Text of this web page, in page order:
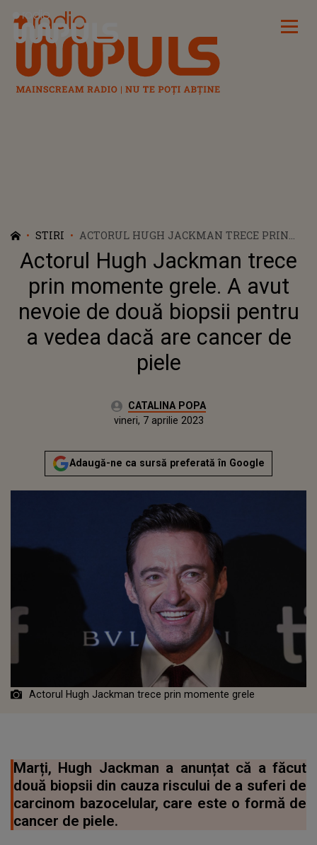
Radio Impuls
STIRI
ACTORUL HUGH JACKMAN TRECE PRIN
MOMENTE GRELE. A AVUT NEVOIE DE
DOUĂ BIOPSII PENTRU A VEDEA DACĂ ARE
CANCER DE PIELE
Actorul Hugh Jackman trece
prin momente grele. A avut
nevoie de două biopsii pentru
a vedea dacă are cancer de
piele
Autor:CATALINA POPA
Actualizat:
vineri, 7 aprilie 2023
Adaugă-ne ca sursă preferată în Google
Actorul Hugh Jackman trece prin momente grele
Marți, Hugh Jackman a anunțat că a făcut
două biopsii din cauza riscului de a suferi de
carcinom bazocelular, care este o formă de
cancer de piele.